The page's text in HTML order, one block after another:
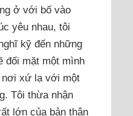
ở với bố vào
yêu nhau, tôi
kỹ đến những
đối mặt một mình
nơi xứ lạ với một
Tôi thừa nhận
lớn của bản thân